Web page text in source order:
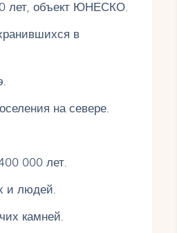
лет, объект ЮНЕСКО.
в
на севере.
000 лет.
и людей.
камней.